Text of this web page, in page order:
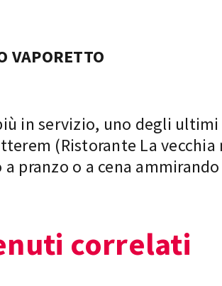
VAPORETTO
in servizio, uno degli
(Ristorante La vecchia
a pranzo o a cena
correlati